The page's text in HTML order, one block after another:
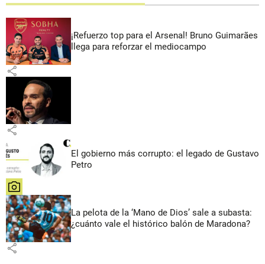
¡Refuerzo top para el Arsenal! Bruno Guimarães
llega para reforzar el mediocampo
share
share
El gobierno más corrupto: el legado de Gustavo
Petro
share
La pelota de la ‘Mano de Dios’ sale a subasta:
¿cuánto vale el histórico balón de Maradona?
share